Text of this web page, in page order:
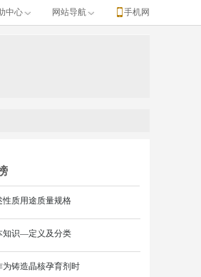
中心 网站导航 手机网
性质用途质量规格
知识—定义及分类
为铸造晶核孕育剂时